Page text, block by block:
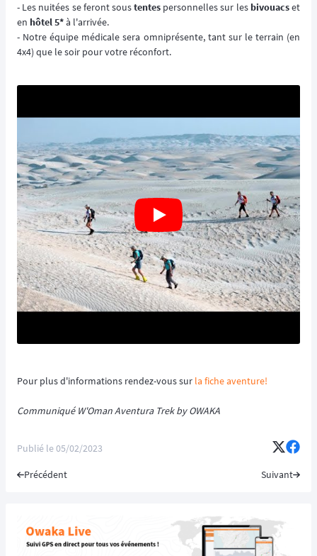
- Les nuitées se feront soustentes personnelles sur les bivouacset
en hôtel 5*à l'arrivée.
- Notre équipe médicale sera omniprésente, tant sur le terrain (en
4x4) que le soir pour votre réconfort.
Pour plus d'informations rendez-vous sur la fiche aventure!
Communiqué W'Oman Aventura Trek by OWAKA
Publié le05/02/2023
Précédent Suivant